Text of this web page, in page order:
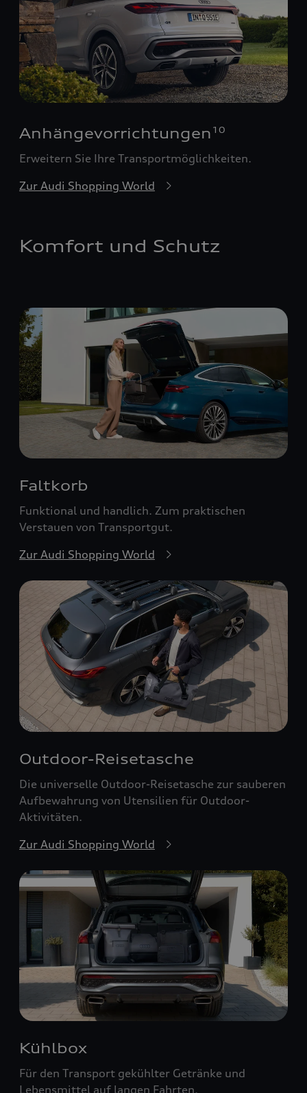
Anhängevorrichtungen 10
Erweitern Sie Ihre Transportmöglichkeiten.
Zur Audi Shopping World
Komfort und Schutz
Faltkorb
Funktional und handlich. Zum praktischen
Verstauen von Transportgut.
Zur Audi Shopping World
Outdoor-Reisetasche
Die universelle Outdoor-Reisetasche zur sauberen
Aufbewahrung von Utensilien für Outdoor-
Aktivitäten.
Zur Audi Shopping World
Kühlbox
Für den Transport gekühlter Getränke und
Lebensmittel auf langen Fahrten.